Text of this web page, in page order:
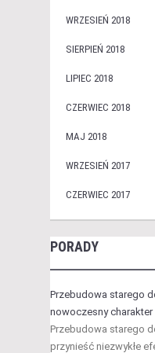
WRZESIEŃ 2018
SIERPIEŃ 2018
LIPIEC 2018
CZERWIEC 2018
MAJ 2018
WRZESIEŃ 2017
CZERWIEC 2017
PORADY
Przebudowa starego
nowoczesny charakter
Przebudowa starego
przynieść niezwykłe